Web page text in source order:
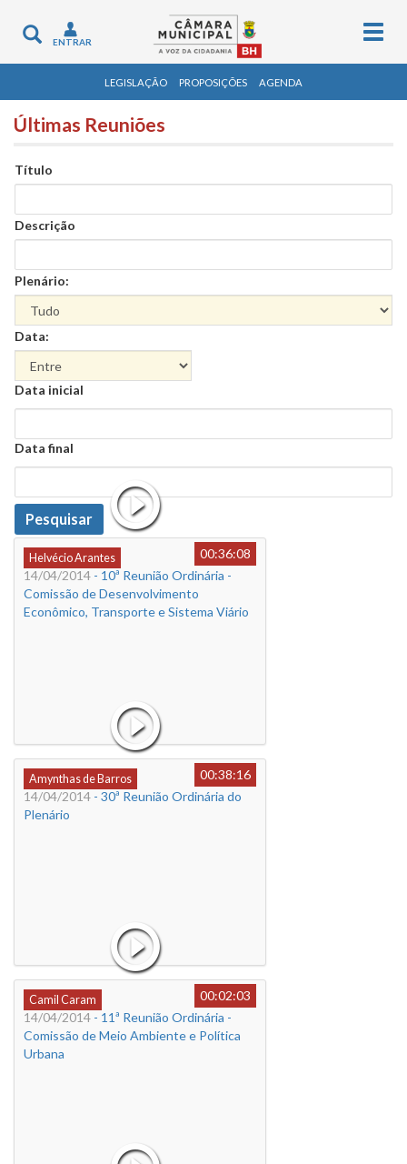
Toggle
navigation
ENTRAR
LEGISLAÇÃO PROPOSIÇÕES AGENDA
Últimas Reuniões
Título
Descrição
Plenário:
Data:
Data
Data inicial
Data
Data final
Data
Pesquisar
Helvécio Arantes
00:36:08
14/04/2014 - 10ª Reunião Ordinária -
Comissão de Desenvolvimento
Econômico, Transporte e Sistema Viário
Amynthas de Barros
00:38:16
14/04/2014 - 30ª Reunião Ordinária do
Plenário
Camil Caram
00:02:03
14/04/2014 - 11ª Reunião Ordinária -
Comissão de Meio Ambiente e Política
Urbana